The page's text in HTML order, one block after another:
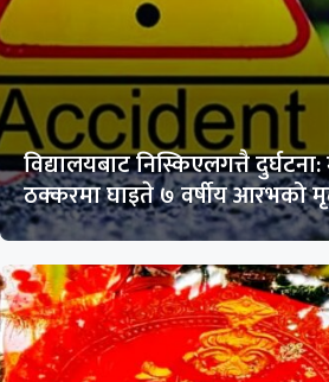
विद्यालयबाट निस्किएलगत्तै
ठक्करमा घाइते ७ वर्षीय आरभको